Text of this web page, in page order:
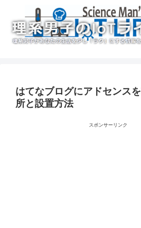
はてなブログにアドセンス
所と設置方法
スポンサーリンク